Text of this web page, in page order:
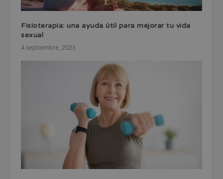
Fisioterapia: una ayuda útil para mejorar tu vida
sexual
4 septiembre, 2023